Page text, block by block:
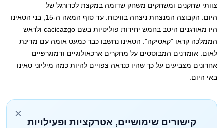
צוותי שחקנים ומשחקים משחק שדומה במקצת לכדורגל של
היום. הקבוצה המנצחת ניצחה בוויכוח. עד סוף המאה ה-15, בני הטאינו
היו מאורגנים היטב בחמש יחידות פוליטיות בשם cacicazgo ולראש
הממלכה קראו "קאסיקה". הטאינו נחשבו כבר כמעט אומה עם מדינת
לאום. אומדנים המבוססים על מחקרים ארכאולוגיים ודמוגרפיים
אחרונים מצביעים על כך שהיו כנראה צפויים להיות כמה מיליוני טאינו
באי היום.
×
קישורים שימושיים, אטרקציות ופעילויות